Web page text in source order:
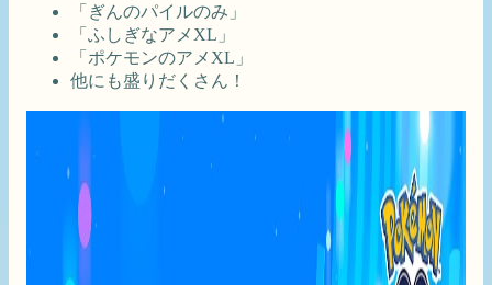
「ぎんのパイルのみ」
「ふしぎなアメXL」
「ポケモンのアメXL」
他にも盛りだくさん！